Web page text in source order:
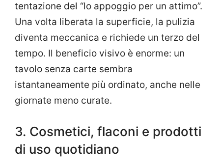
tentazione del “lo appoggio per un attimo”.
Una volta liberata la superficie, la pulizia
diventa meccanica e richiede un terzo del
tempo. Il beneficio visivo è enorme: un
tavolo senza carte sembra
istantaneamente più ordinato, anche nelle
giornate meno curate.
3. Cosmetici, flaconi e prodotti
di uso quotidiano